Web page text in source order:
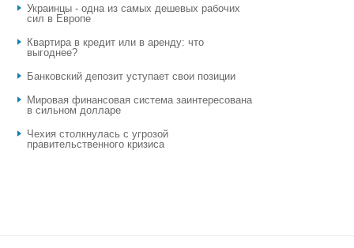
Украинцы - одна из самых дешевых рабочих
сил в Европе
Квартира в кредит или в аренду: что
выгоднее?
​Банковский депозит уступает свои позиции
Мировая финансовая система заинтересована
в сильном долларе
Чехия столкнулась с угрозой
правительственного кризиса